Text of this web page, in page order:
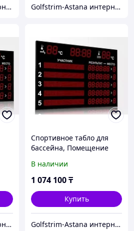
Golfstrim-Astana интернет-магазин: бассейны, сауны, бани, фитобочки, купели, системы обогрева Golfstrim-Astana интернет-магазин: бассейны, сауны, бани, фитобочки, купели, системы обогрева
Golfstrim-Astana интернет-магазин: бассейны, сауны, бани, фитобочки, купели, системы обогрева
Спортивное табло для
бассейна, Помещение
В наличии
1 074 100₸
Купить
Golfstrim-Astana интернет-магазин: бассейны, сауны, бани, фитобочки, купели, системы обогрева